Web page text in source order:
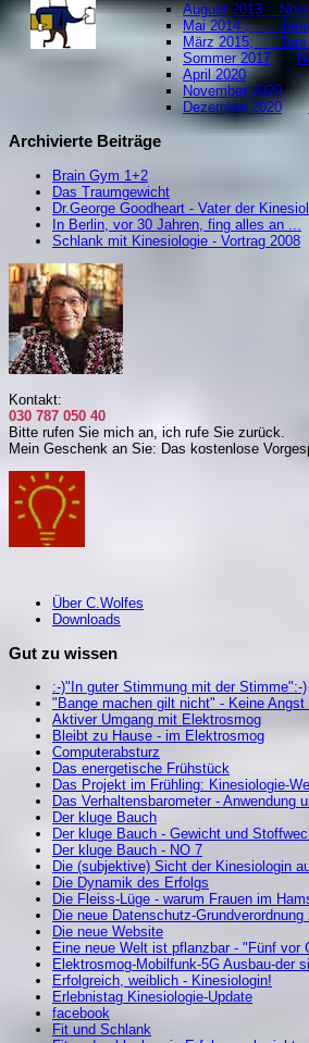
August 2013;
Mai 2014 ;
März 2015; Juni
Sommer 2017
April 2020
November 2020
Dezember 2020
Archivierte Beiträge
Brain Gym 1+2
Das Traumgewicht
Dr.George Goodheart - Vater der
In Berlin, vor 30 Jahren, fing alles an ...
Schlank mit Kinesiologie - Vortrag 2008
Kontakt:
030 787 050 40
Bitte rufen Sie mich an, ich rufe Sie zurück.
Mein Geschenk an Sie: Das kostenlose
Über C.Wolfes
Downloads
Gut zu wissen
:-)"In guter Stimmung mit der Stimme":-)
"Bange machen gilt nicht" - Keine
Aktiver Umgang mit Elektrosmog
Bleibt zu Hause - im Elektrosmog
Computerabsturz
Das energetische Frühstück
Das Projekt im Frühling: Kinesiologie-
Das Verhaltensbarometer - Anwendung
Der kluge Bauch
Der kluge Bauch - Gewicht und
Der kluge Bauch - NO 7
Die (subjektive) Sicht der Kinesiologin
Die Dynamik des Erfolgs
Die Fleiss-Lüge - warum Frauen im
Die neue Datenschutz-
Die neue Website
Eine neue Welt ist pflanzbar - "Fünf vor
Elektrosmog-Mobilfunk-5G Ausbau-der
Erfolgreich, weiblich - Kinesiologin!
Erlebnistag Kinesiologie-Update
facebook
Fit und Schlank